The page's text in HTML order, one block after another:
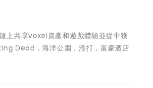
上共享voxel資產和遊戲體驗並從中獲
Dead，海洋公園，渣打，富豪酒店